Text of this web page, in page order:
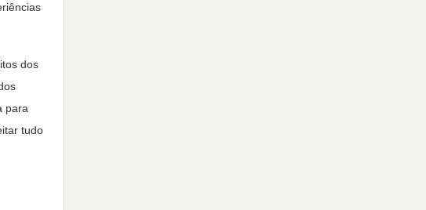
dos
para
tudo